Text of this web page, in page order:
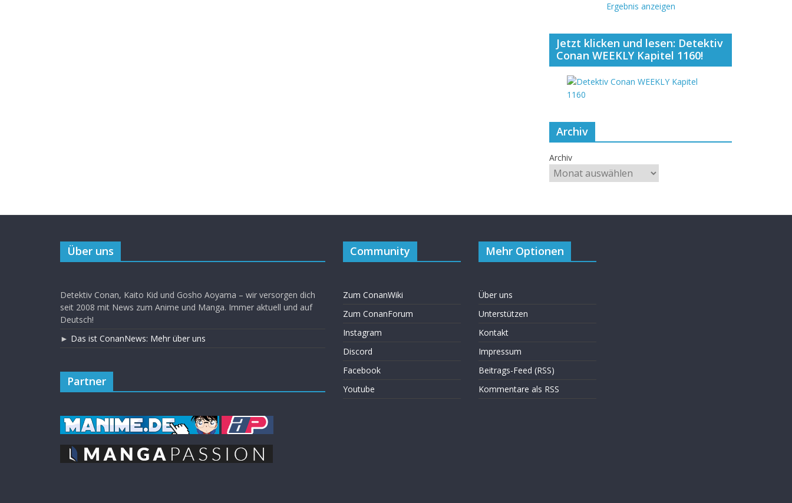
Ergebnis anzeigen
Jetzt klicken und lesen: Detektiv
Conan WEEKLY Kapitel 1160!
Archiv
Archiv
Über uns
Detektiv Conan, Kaito Kid und Gosho Aoyama – wir versorgen dich
seit 2008 mit News zum Anime und Manga. Immer aktuell und auf
Deutsch!
► Das ist ConanNews: Mehr über uns
Partner
Community
Zum ConanWiki
Zum ConanForum
Instagram
Discord
Facebook
Youtube
Mehr Optionen
Über uns
Unterstützen
Kontakt
Impressum
Beitrags-Feed (RSS)
Kommentare als RSS